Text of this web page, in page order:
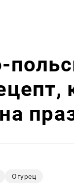
Огурец